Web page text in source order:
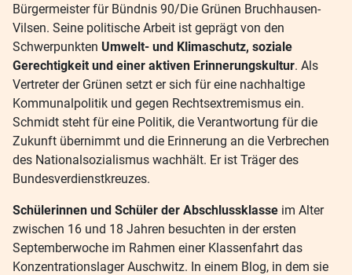
Bürgermeister für Bündnis 90/Die Grünen Bruchhausen-
Vilsen. Seine politische Arbeit ist geprägt von den
Schwerpunkten Umwelt- und Klimaschutz, soziale
Gerechtigkeit und einer aktiven Erinnerungskultur. Als
Vertreter der Grünen setzt er sich für eine nachhaltige
Kommunalpolitik und gegen Rechtsextremismus ein.
Schmidt steht für eine Politik, die Verantwortung für die
Zukunft übernimmt und die Erinnerung an die Verbrechen
des Nationalsozialismus wachhält. Er ist Träger des
Bundesverdienstkreuzes.
Schülerinnen und Schüler der Abschlussklasse im Alter
zwischen 16 und 18 Jahren besuchten in der ersten
Septemberwoche im Rahmen einer Klassenfahrt das
Konzentrationslager Auschwitz. In einem Blog, in dem sie